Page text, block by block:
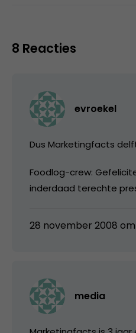
8 Reacties
evroekel
Dus Marketingfacts
Foodlog-crew:
inderdaad terechte
28 november 2008
media